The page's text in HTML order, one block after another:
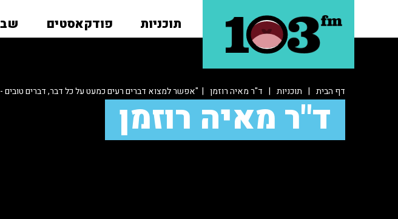
תוכניות פודקאסטים
דף הבית | תוכניות | ד"ר מאיה רוזמן | "אפשר למצוא דברים רעים כמעט על כל דבר, דברים טובים
ד"ר מאיה רוזמן